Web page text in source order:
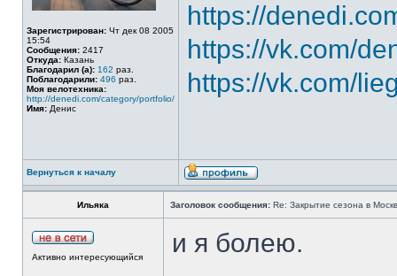
Зарегистрирован: Чт дек 08 2005
15:54
Сообщения: 2417
Откуда: Казань
Благодарил (а): 162 раз.
Поблагодарили: 496 раз.
Моя велотехника:
http://denedi.com/category/portfolio/
Имя: Денис
https://
https://vk.com/
https://vk.com/
Вернуться к началу
Ильяка Заголовок сообщения: Re: Закрытие сезона в
Активно интересующийся и я болею.